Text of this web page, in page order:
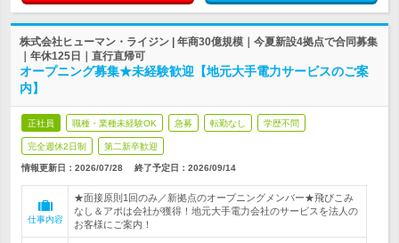
株式会社ヒューマン・ライジン | 年商30億規模｜今夏新設4拠点で合同募集
｜年休125日｜直行直帰可
オープニング募集★未経験歓迎【地元大手電力サービスのご案
内】
正社員 職種・業種未経験OK 急募 転勤なし 学歴不問
完全週休2日制 第二新卒歓迎
情報更新日：2026/07/28 終了予定日： 2026/09/14
仕事内容
★面接原則1回のみ／新拠点のオープニングメンバー★飛びこみ
なし＆アポは会社が獲得！地元大手電力会社のサービスを法人の
お客様にご案内！